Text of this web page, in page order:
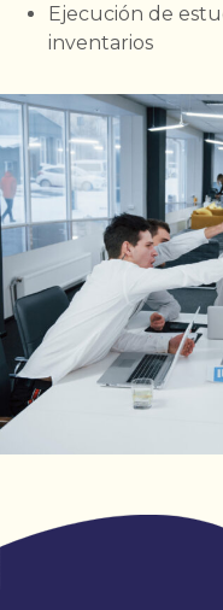
Ejecución de
inventarios